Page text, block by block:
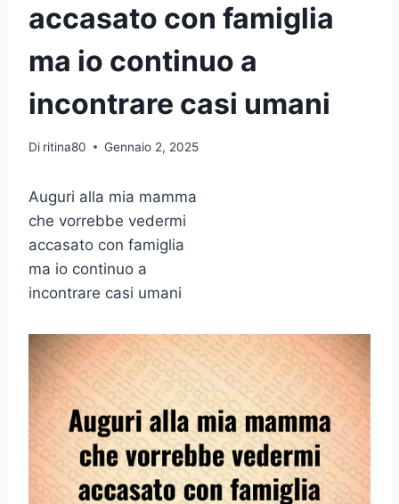
accasato con famiglia
ma io continuo a
incontrare casi umani
Di ritina80 Gennaio 2, 2025
Auguri alla mia mamma
che vorrebbe vedermi
accasato con famiglia
ma io continuo a
incontrare casi umani